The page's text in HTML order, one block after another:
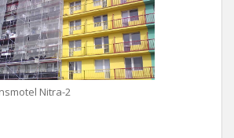
Nitra-2